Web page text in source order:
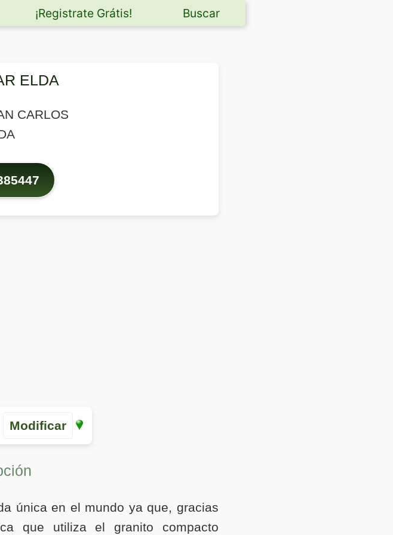
¡Registrate Grátis! Buscar
ELDA
CARLOS
Modificar
única en el mundo ya que, gracias
que utiliza el granito compacto